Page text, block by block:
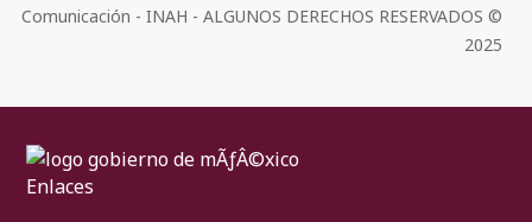
Comunicación - INAH - ALGUNOS DERECHOS RESERVADOS ©
2025
Enlaces